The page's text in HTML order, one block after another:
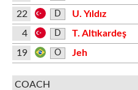
22 D
U. Yıldız
4
D
T. Altıkardeş
19
O Jeh
COACH